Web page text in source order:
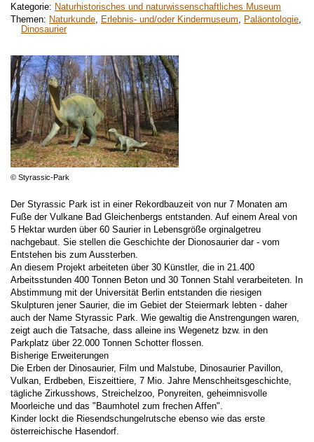
Kategorie: Naturhistorisches und naturwissenschaftliches Museum
Themen: Naturkunde Erlebnis- und/oder Kindermuseum Paläontologie
Dinosaurier
© Styrassic-Park
Der Styrassic Park ist in einer Rekordbauzeit von nur 7 Monaten am
Fuße der Vulkane Bad Gleichenbergs entstanden. Auf einem Areal von
5 Hektar wurden über 60 Saurier in Lebensgröße orginalgetreu
nachgebaut. Sie stellen die Geschichte der Dionosaurier dar - vom
Entstehen bis zum Aussterben.
An diesem Projekt arbeiteten über 30 Künstler, die in 21.400
Arbeitsstunden 400 Tonnen Beton und 30 Tonnen Stahl verarbeiteten. In
Abstimmung mit der Universität Berlin entstanden die riesigen
Skulpturen jener Saurier, die im Gebiet der Steiermark lebten - daher
auch der Name Styrassic Park. Wie gewaltig die Anstrengungen waren,
zeigt auch die Tatsache, dass alleine ins Wegenetz bzw. in den
Parkplatz über 22.000 Tonnen Schotter flossen.
Bisherige Erweiterungen
Die Erben der Dinosaurier, Film und Malstube, Dinosaurier Pavillon,
Vulkan, Erdbeben, Eiszeittiere, 7 Mio. Jahre Menschheitsgeschichte,
tägliche Zirkusshows, Streichelzoo, Ponyreiten, geheimnisvolle
Moorleiche und das "Baumhotel zum frechen Affen".
Kinder lockt die Riesendschungelrutsche ebenso wie das erste
österreichische Hasendorf.